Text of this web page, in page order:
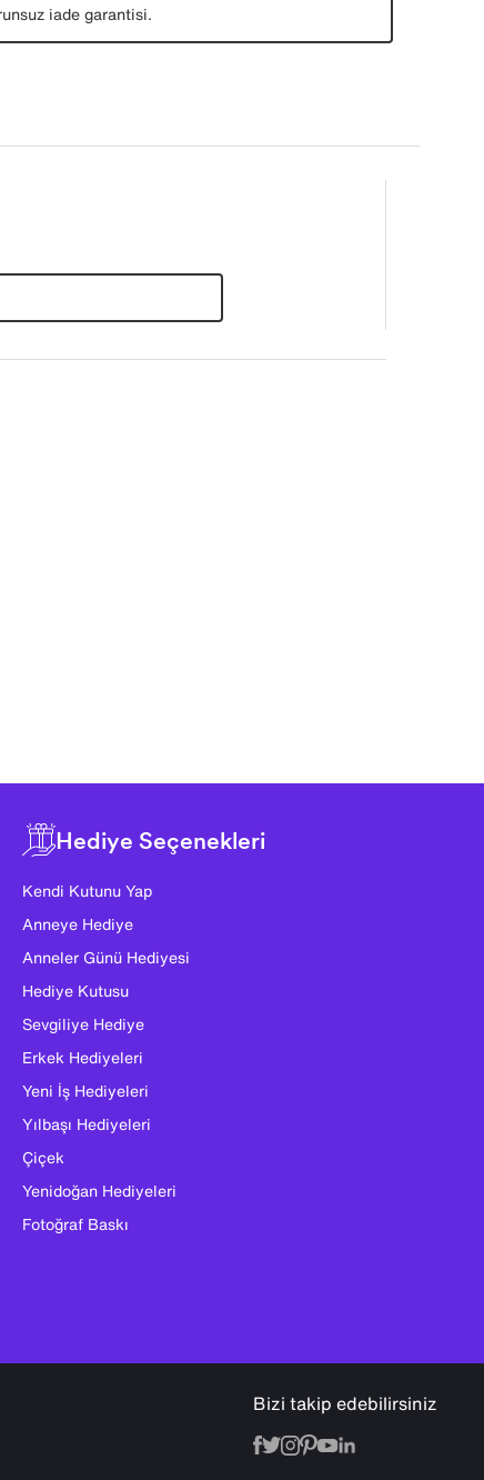
iade garantisi.
Hediye Seçenekleri
Kendi Kutunu Yap
Anneye Hediye
Anneler Günü Hediyesi
Hediye Kutusu
Sevgiliye Hediye
Erkek Hediyeleri
Yeni İş Hediyeleri
Yılbaşı Hediyeleri
Çiçek
Yenidoğan Hediyeleri
Fotoğraf Baskı
Bizi takip edebilirsiniz